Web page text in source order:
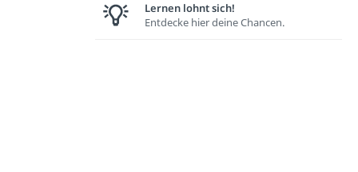
Lernen lohnt sich!
Entdecke hier deine Chancen.